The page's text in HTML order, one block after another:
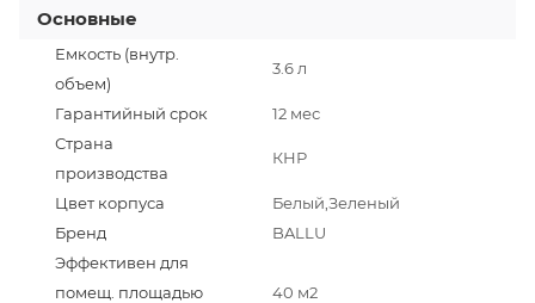
Основные
Емкость (внутр.
объем)
3.6 л
Гарантийный срок
12 мес
Страна
производства
КНР
Цвет корпуса
Белый,Зеленый
Бренд
BALLU
Эффективен для
помещ. площадью
40 м2